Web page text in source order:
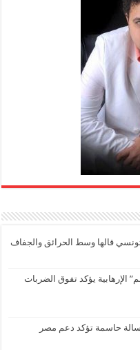
قالها وسط الحرائق والجفاف
الإرهابية يؤكد تفوق الضربات
حاسمة تؤكد دعم مصر